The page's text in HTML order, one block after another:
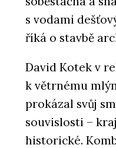
s vodami
říká o stavbě
David Kotek v
k větrnému
prokázal svůj
souvislosti –
historické.